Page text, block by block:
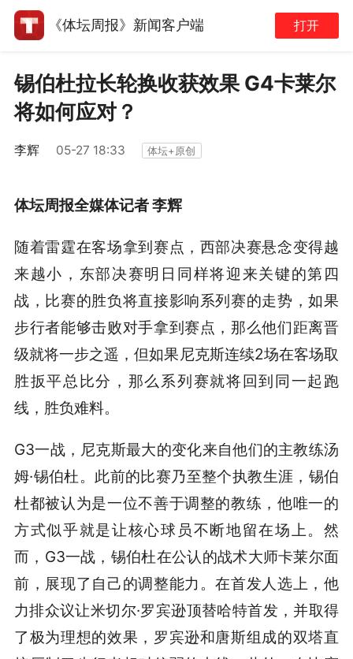
《体坛周报》新闻客户端 打开
锡伯杜拉长轮换收获效果 G4卡莱尔
将如何应对？
李辉 05-27 18:33 体坛+原创
体坛周报全媒体记者 李辉
随着雷霆在客场拿到赛点，西部决赛悬念变得越
来越小，东部决赛明日同样将迎来关键的第四
战，比赛的胜负将直接影响系列赛的走势，如果
步行者能够击败对手拿到赛点，那么他们距离晋
级就将一步之遥，但如果尼克斯连续2场在客场取
胜扳平总比分，那么系列赛就将回到同一起跑
线，胜负难料。
G3一战，尼克斯最大的变化来自他们的主教练汤
姆·锡伯杜。此前的比赛乃至整个执教生涯，锡伯
杜都被认为是一位不善于调整的教练，他唯一的
方式似乎就是让核心球员不断地留在场上。然
而，G3一战，锡伯杜在公认的战术大师卡莱尔面
前，展现了自己的调整能力。在首发人选上，他
力排众议让米切尔·罗宾逊顶替哈特首发，并取得
了极为理想的效果，罗宾逊和唐斯组成的双塔直